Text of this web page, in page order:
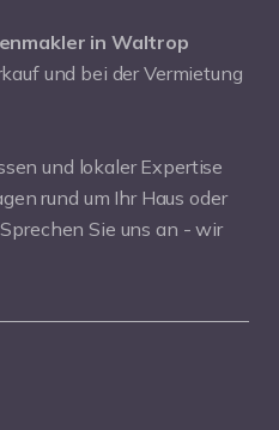
in Waltrop
und bei der Vermietung
und lokaler Expertise
rund um Ihr Haus oder
Sie uns an - wir